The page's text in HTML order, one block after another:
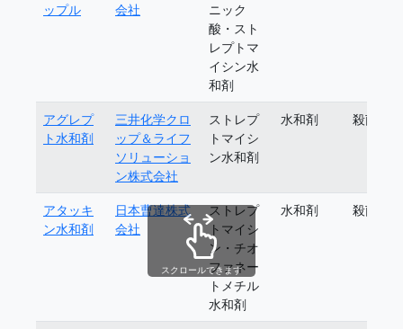
ップル
会社
ニック
酸・スト
レプトマ
イシン水
和剤
アグレプ
ト水和剤
三井化学クロ
ップ＆ライフ
ソリューショ
ン株式会社
ストレプ
トマイシ
ン水和剤
水和剤 殺菌剤
アタッキ
ン水和剤
日本曹達株式
会社
ストレプ
トマイシ
ン・チオ
ファネー
トメチル
水和剤
水和剤 殺菌剤
スクロールできます